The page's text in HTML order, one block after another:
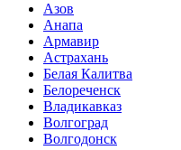
Азов
Анапа
Армавир
Астрахань
Белая Калитва
Белореченск
Владикавказ
Волгоград
Волгодонск